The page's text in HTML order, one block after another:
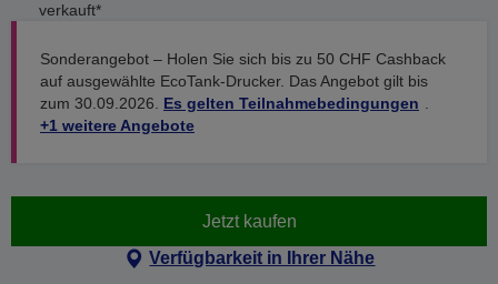
verkauft*
Sonderangebot – Holen Sie sich bis zu 50 CHF Cashback
auf ausgewählte EcoTank-Drucker. Das Angebot gilt bis
zum 30.09.2026. Es gelten Teilnahmebedingungen
+1 weitere Angebote
Jetzt kaufen
Verfügbarkeit in Ihrer Nähe